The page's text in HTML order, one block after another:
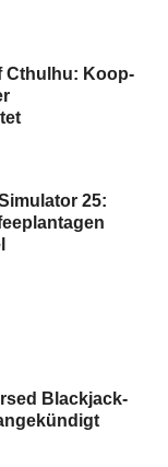
Cthulhu: Koop-
25:
Blackjack-